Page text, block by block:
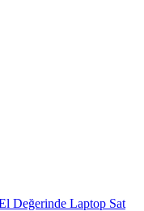
Değerinde Laptop Sat